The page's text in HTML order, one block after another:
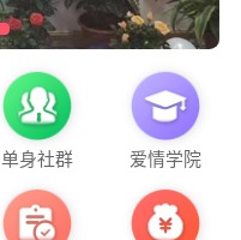
单身社群 爱情学院